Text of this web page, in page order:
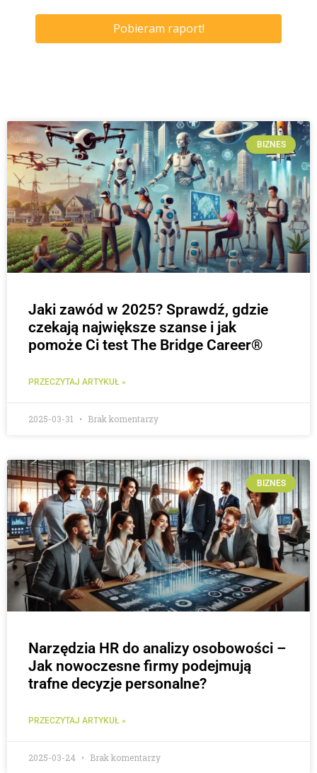
Pobieram raport!
BIZNES
Jaki zawód w 2025? Sprawdź, gdzie
czekają największe szanse i jak
pomoże Ci test The Bridge Career®
PRZECZYTAJ ARTYKUŁ »
2025-03-31 Brak komentarzy
BIZNES
Narzędzia HR do analizy osobowości –
Jak nowoczesne firmy podejmują
trafne decyzje personalne?
PRZECZYTAJ ARTYKUŁ »
2025-03-24 Brak komentarzy